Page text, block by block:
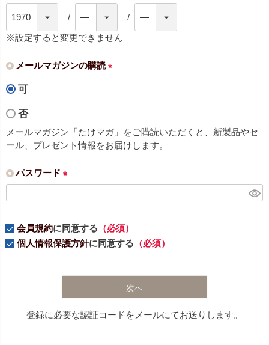
※設定すると変更できません
メールマガジンの購読
可
否
メールマガジン「たけマガ」をご購読いただくと、新製品やセ
ール、プレゼント情報をお届けします。
パスワード
必
)
会員規約に同意する （必須）
個人情報保護方針に同意する （必須）
次へ
登録に必要な認証コードをメールにてお送りします。